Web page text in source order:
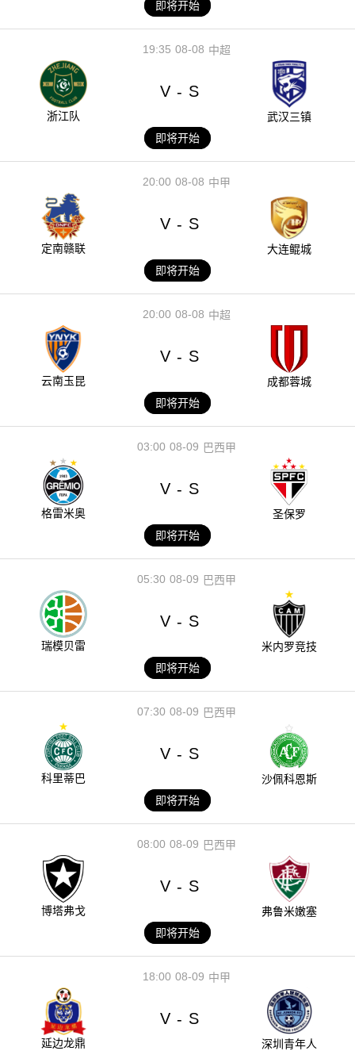
即将开始
08-08
19:35 中超
浙江队
V - S
武汉三镇
即将开始
08-08
20:00 中甲
定南赣联
V - S
大连鲲城
即将开始
08-08
20:00 中超
云南玉昆
V - S
成都蓉城
即将开始
08-09
03:00 巴西甲
格雷米奥
V - S
圣保罗
即将开始
08-09
05:30 巴西甲
瑞模贝雷
V - S
米内罗竞技
即将开始
08-09
07:30 巴西甲
科里蒂巴
V - S
沙佩科恩斯
即将开始
08-09
08:00 巴西甲
博塔弗戈
V - S
弗鲁米嫩塞
即将开始
08-09
18:00 中甲
延边龙鼎
V - S
深圳青年人